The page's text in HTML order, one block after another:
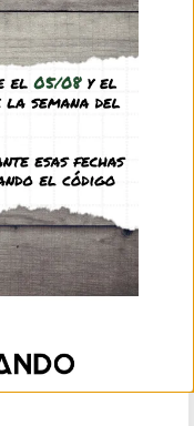
(IVA incl.)